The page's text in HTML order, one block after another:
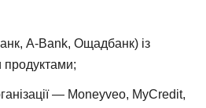
A-Bank, Ощадбанк) із
продуктами;
— Moneyveo, MyCredit,